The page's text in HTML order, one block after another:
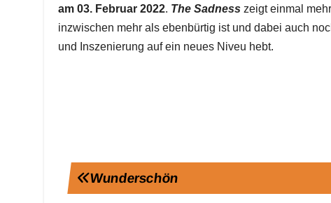
am 03. Februar 2022. The Sadnesszeigt einmal
inzwischen mehr als ebenbürtig ist und dabei auch
und Inszenierung auf ein neues Niveu hebt.
Beitragsnavigation
Wunderschön